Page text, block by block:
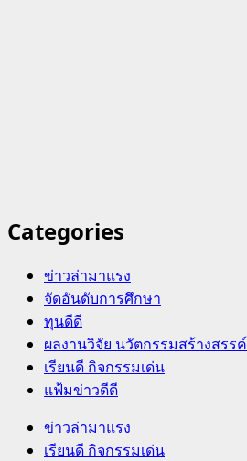
Categories
ข่าวล่ามาแรง
จัดอันดับการศึกษา
ทุนดีดี
ผลงานวิจัย นวัตกรรมสร้างสรรค์
เรียนดี กิจกรรมเด่น
แฟ้มข่าวดีดี
Primary
Menu
ข่าวล่ามาแรง
เรียนดี กิจกรรมเด่น